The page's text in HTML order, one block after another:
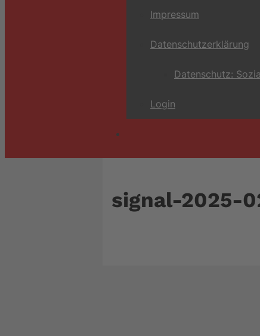
Impressum
Datenschutzerklärung
Datenschutz:
Login
signal-2025-